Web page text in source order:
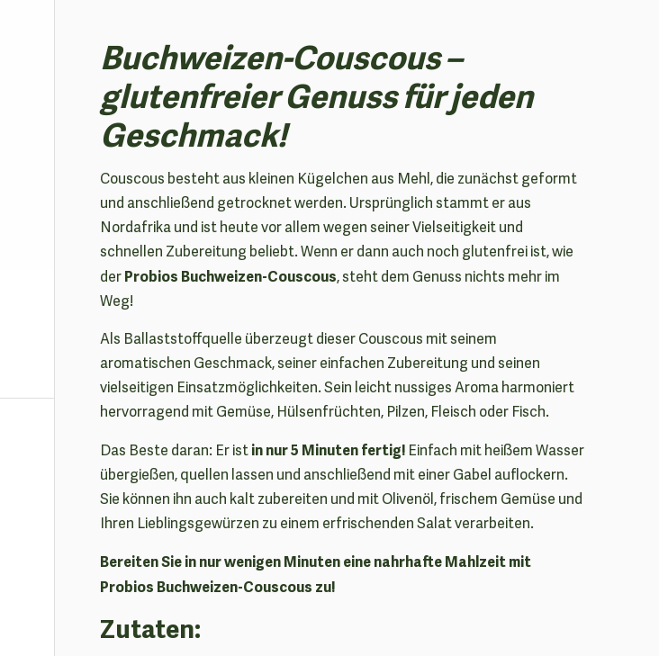
Buchweizen-Couscous –
glutenfreier Genuss für jeden
Geschmack!
Couscous besteht aus kleinen Kügelchen aus Mehl, die zunächst geformt
und anschließend getrocknet werden. Ursprünglich stammt er aus
Nordafrika und ist heute vor allem wegen seiner Vielseitigkeit und
schnellen Zubereitung beliebt. Wenn er dann auch noch glutenfrei ist, wie
derProbios Buchweizen-Couscous, steht dem Genuss nichts mehr im
Weg!
Als Ballaststoffquelle überzeugt dieser Couscous mit seinem
aromatischen Geschmack, seiner einfachen Zubereitung und seinen
vielseitigen Einsatzmöglichkeiten. Sein leicht nussiges Aroma harmoniert
hervorragend mit Gemüse, Hülsenfrüchten, Pilzen, Fleisch oder Fisch.
Das Beste daran: Er istin nur 5 Minuten fertig! Einfach mit heißem Wasser
übergießen, quellen lassen und anschließend mit einer Gabel auflockern.
Sie können ihn auch kalt zubereiten und mit Olivenöl, frischem Gemüse und
Ihren Lieblingsgewürzen zu einem erfrischenden Salat verarbeiten.
Bereiten Sie in nur wenigen Minuten eine nahrhafte Mahlzeit mit
Probios Buchweizen-Couscous zu!
Zutaten: